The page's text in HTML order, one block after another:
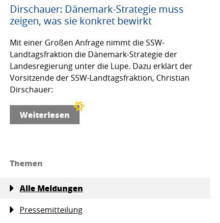
Dirschauer: Dänemark-Strategie muss
zeigen, was sie konkret bewirkt
Mit einer Großen Anfrage nimmt die SSW-
Landtagsfraktion die Dänemark-Strategie der
Landesregierung unter die Lupe. Dazu erklärt der
Vorsitzende der SSW-Landtagsfraktion, Christian
Dirschauer:
Weiterlesen
Themen
Alle Meldungen
Pressemitteilung